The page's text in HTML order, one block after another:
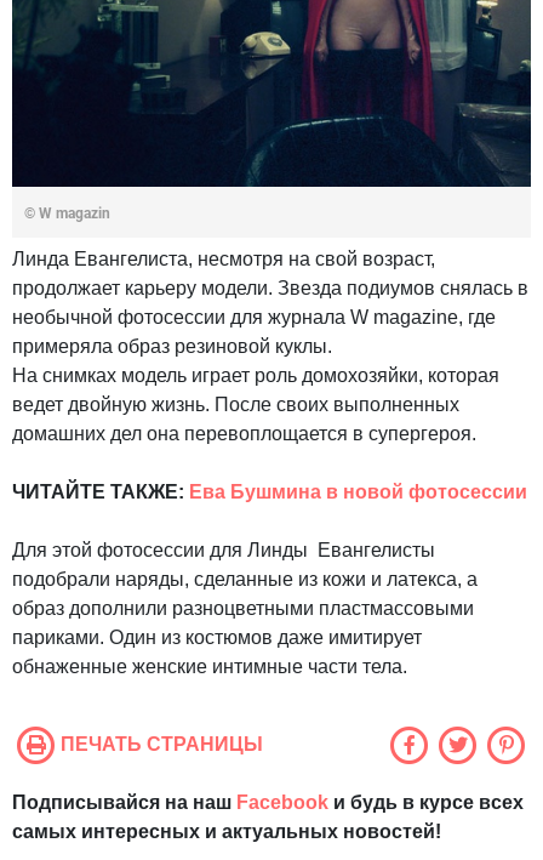
© W magazin
Линда Евангелиста, несмотря на свой возраст,
продолжает карьеру модели. Звезда подиумов снялась в
необычной фотосессии для журнала W magazine, где
примеряла образ резиновой куклы.
На снимках модель играет роль домохозяйки, которая
ведет двойную жизнь. После своих выполненных
домашних дел она перевоплощается в супергероя.
ЧИТАЙТЕ ТАКЖЕ: Ева Бушмина в новой фотосессии
Для этой фотосессии для Линды Евангелисты
подобрали наряды, сделанные из кожи и латекса, а
образ дополнили разноцветными пластмассовыми
париками. Один из костюмов даже имитирует
обнаженные женские интимные части тела.
ПЕЧАТЬ СТРАНИЦЫ
Подписывайся на наш Facebook и будь в курсе всех
самых интересных и актуальных новостей!